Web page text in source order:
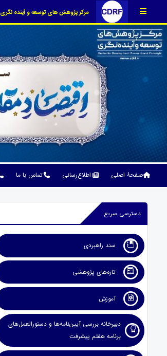
مرکز پژوهش های توسعه و آینده نگری
صفحۀ اصلی اطلاع‌رسانی تماس با ما
دسترسی سریع
سند راهبردی
تازه‌های پژوهشی
آموزش
دبیرخانه بررسی آیین‌نامه‌ها و دستورالعمل‌های
برنامه هفتم پیشرفت